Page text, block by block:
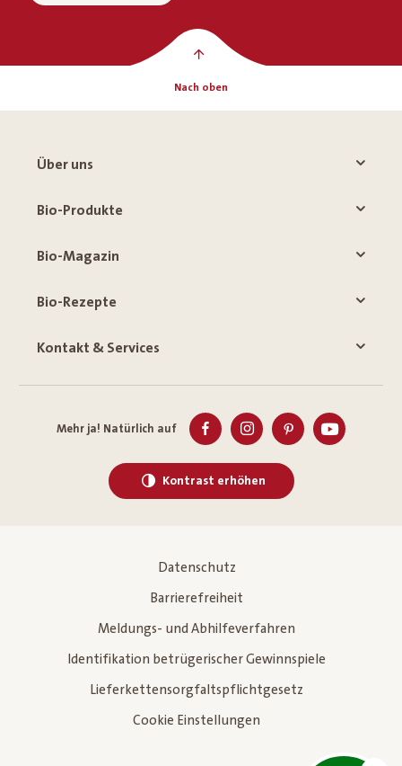
Nach oben
Über uns
Bio-Produkte
Bio-Magazin
Bio-Rezepte
Kontakt & Services
Mehr ja! Natürlich auf
Kontrast erhöhen
Datenschutz
Barrierefreiheit
Meldungs- und Abhilfeverfahren
Identifikation betrügerischer Gewinnspiele
Lieferkettensorgfaltspflichtgesetz
Cookie Einstellungen